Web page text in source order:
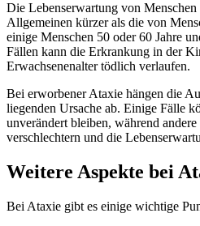
Die Lebenserwartung von
Allgemeinen kürzer als die von
einige Menschen 50 oder 60 Jahre
Fällen kann die Erkrankung in der
Erwachsenenalter tödlich verlaufen.
Bei erworbener Ataxie hängen die
liegenden Ursache ab. Einige Fälle
unverändert bleiben, während
verschlechtern und die
Weitere Aspekte bei
Bei Ataxie gibt es einige wichtige